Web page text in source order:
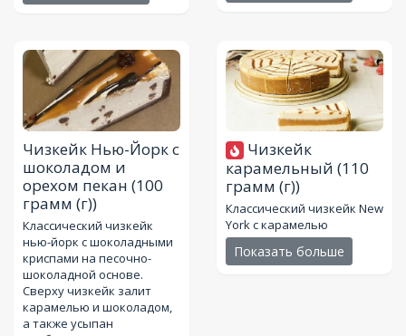
Чизкейк Нью-Йорк с
шоколадом и
орехом пекан (100
грамм (г))
Классический чизкейк
нью-йорк с шоколадными
криспами на песочно-
шоколадной основе.
Сверху чизкейк залит
карамелью и шоколадом,
а также усыпан
Чизкейк
карамельный (110
грамм (г))
Классический чизкейк New
York с карамелью
Показать больше